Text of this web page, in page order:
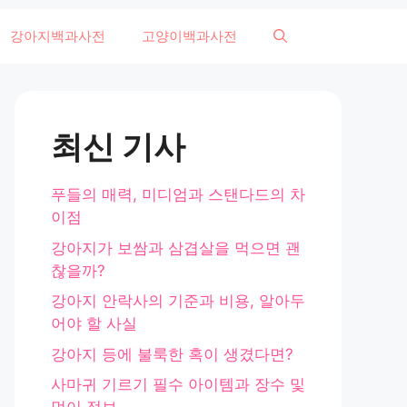
강아지백과사전 고양이백과사전
최신 기사
푸들의 매력, 미디엄과 스탠다드의 차
이점
강아지가 보쌈과 삼겹살을 먹으면 괜
찮을까?
강아지 안락사의 기준과 비용, 알아두
어야 할 사실
강아지 등에 불룩한 혹이 생겼다면?
사마귀 기르기 필수 아이템과 장수 및